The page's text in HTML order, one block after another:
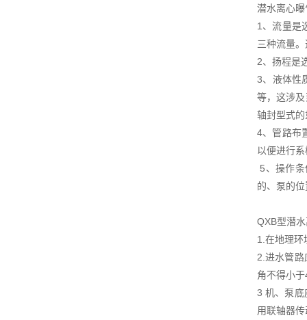
潜水离心
1、流量是
三种流量
2、扬程是
3、液体性
等，这涉
轴封型式
4、管路布
以便进行
5、操作
的、泵的
QXB型潜
1.在地理
2.进水管
角不得小
3 机、泵底
用联轴器